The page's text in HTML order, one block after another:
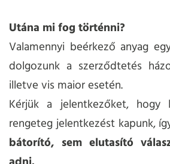
Utána mi fog történni?
Valamennyi beérkező anyag
dolgozunk a szerződtetés
illetve vis maior esetén.
Kérjük a jelentkezőket,
rengeteg jelentkezést kapunk,
bátorító, sem elutasító